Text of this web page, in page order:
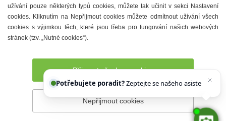
Městské muzeum a galerie
Denní meníčka
Prohlášení o přístupnosti Správce webu
užívání pouze některých typů cookies, můžete tak učinit v sekci Nastavení
cookies. Kliknutím na Nepřijmout cookies můžete odmítnout užívání všech
cookies s výjimkou těch, které jsou třeba pro fungování našich webových
stránek (tzv. „Nutné cookies“).
Přijmout všechny cookies
Nepřijmout cookies
Potřebujete poradit?